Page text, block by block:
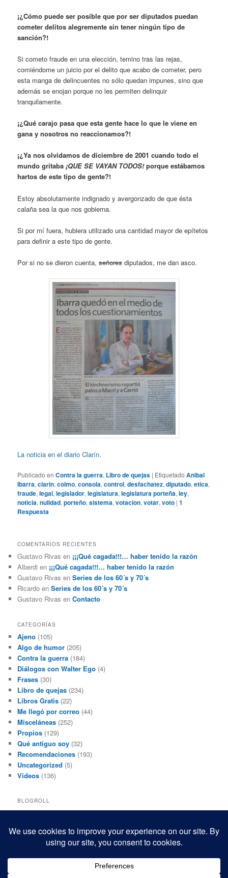
¡¿Cómo puede ser posible que por ser diputados puedan
cometer delitos alegremente sin tener ningún tipo de
sanción?!
Si cometo fraude en una elección, temino tras las rejas,
comiéndome un juicio por el delito que acabo de cometer, pero
esta manga de delincuentes no sólo quedan impunes, sino que
además se enojan porque no les permiten delinquir
tranquilamente.
¡¿Qué carajo pasa que esta gente hace lo que le viene en
gana y nosotros no reaccionamos?!
¡¿Ya nos olvidamos de diciembre de 2001 cuando todo el
mundo gritaba¡QUE SE VAYAN TODOS!porque estábamos
hartos de este tipo de gente?!
Estoy absolutamente indignado y avergonzado de que ésta
calaña sea la que nos gobierna.
Si por mí fuera, hubiera utilizado una cantidad mayor de epítetos
para definir a este tipo de gente.
Por si no se dieron cuenta,señores diputados, me dan asco.
La noticia en el diario Clarín.
Publicado en Contra la guerra, Libro de quejas | Etiquetado Anibal
Ibarra,clarin,colmo,consola,control,desfachatez,diputado,etica,
fraude,legal,legislador,legislatura,legislatura porteña,ley,
noticia,nulidad,porteño,sistema,votacion,votar,voto |1
Respuesta
COMENTARIOS RECIENTES
Gustavo Rivas en ¡¡¡Qué cagada!!!… haber tenido la razón
Alberdi en ¡¡¡Qué cagada!!!… haber tenido la razón
Gustavo Rivas enSeries de los 60´s y 70´s
Ricardo enSeries de los 60´s y 70´s
Gustavo Rivas enContacto
CATEGORÍAS
Ajeno (105)
Algo de humor (205)
Contra la guerra (184)
Diálogos con Walter Ego (4)
Frases (30)
Libro de quejas (234)
Libros Gratis (22)
Me llegó por correo (44)
Misceláneas (252)
Propios (129)
Qué antiguo soy (32)
Recomendaciones (193)
Uncategorized (5)
Videos (136)
BLOGROLL
Black and White Power
Mis macrofotografías
Teresita Rivas